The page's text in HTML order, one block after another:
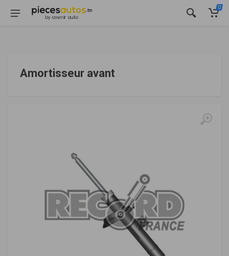
0
Amortisseur avant